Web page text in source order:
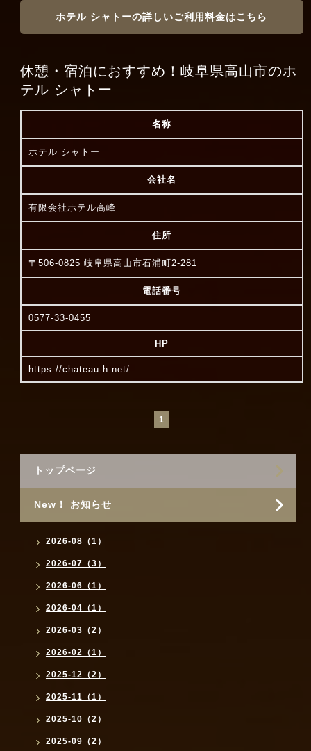
ホテル シャトーの詳しいご利用料金はこちら
休憩・宿泊におすすめ！岐阜県高山市のホ
テル シャトー
名称
ホテル シャトー
会社名
有限会社ホテル高峰
住所
〒506-0825 岐阜県高山市石浦町2-281
電話番号
0577-33-0455
HP
https://chateau-h.net/
1
トップページ
New！ お知らせ
2026-08（1）
2026-07（3）
2026-06（1）
2026-04（1）
2026-03（2）
2026-02（1）
2025-12（2）
2025-11（1）
2025-10（2）
2025-09（2）